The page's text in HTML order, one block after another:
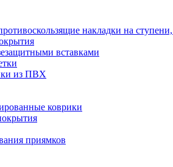
накладки на
вставками
из ПВХ
коврики
приямков